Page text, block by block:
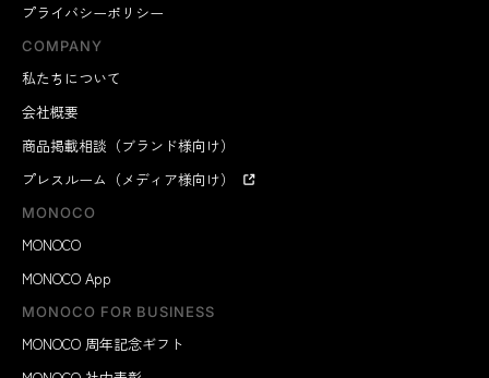
プライバシーポリシー
COMPANY
私たちについて
会社概要
商品掲載相談（ブランド様向け）
プレスルーム（メディア様向け）
MONOCO
MONOCO
MONOCO App
MONOCO FOR BUSINESS
MONOCO 周年記念ギフト